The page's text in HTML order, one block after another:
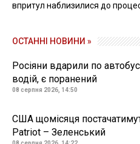
впритул наблизилися до
ОСТАННІ НОВИНИ »
Росіяни вдарили по
водій, є поранений
08 серпня 2026, 14:50
США щомісяця
Patriot – Зеленський